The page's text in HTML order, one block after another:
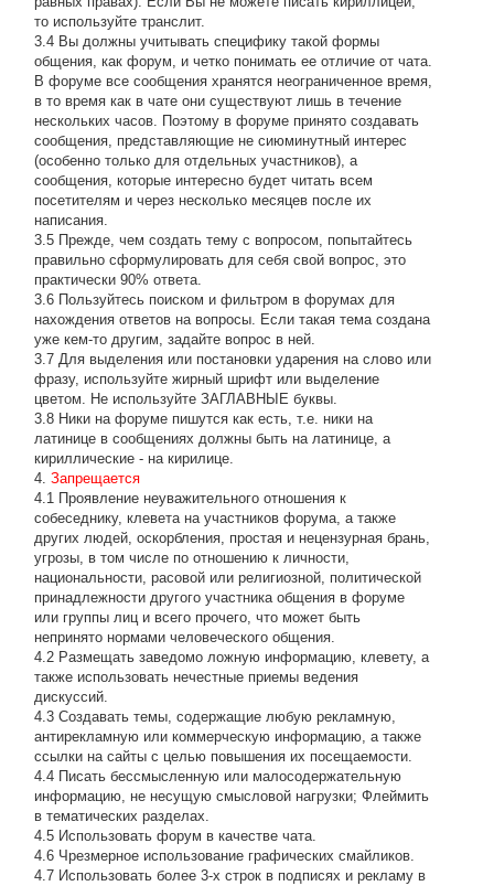
то используйте транслит.
3.4 Вы должны учитывать специфику такой формы
общения, как форум, и четко понимать ее отличие от чата.
В форуме все сообщения хранятся неограниченное время,
в то время как в чате они существуют лишь в течение
нескольких часов. Поэтому в форуме принято создавать
сообщения, представляющие не сиюминутный интерес
(особенно только для отдельных участников), а
сообщения, которые интересно будет читать всем
посетителям и через несколько месяцев после их
написания.
3.5 Прежде, чем создать тему с вопросом, попытайтесь
правильно сформулировать для себя свой вопрос, это
практически 90% ответа.
3.6 Пользуйтесь поиском и фильтром в форумах для
нахождения ответов на вопросы. Если такая тема создана
уже кем-то другим, задайте вопрос в ней.
3.7 Для выделения или постановки ударения на слово или
фразу, используйте жирный шрифт или выделение
цветом. Не используйте ЗАГЛАВНЫЕ буквы.
3.8 Ники на форуме пишутся как есть, т.е. ники на
латинице в сообщениях должны быть на латинице, а
кириллические - на кирилице.
4.Запрещается
4.1 Проявление неуважительного отношения к
собеседнику, клевета на участников форума, а также
других людей, оскорбления, простая и нецензурная брань,
угрозы, в том числе по отношению к личности,
национальности, расовой или религиозной, политической
принадлежности другого участника общения в форуме
или группы лиц и всего прочего, что может быть
непринято нормами человеческого общения.
4.2 Размещать заведомо ложную информацию, клевету, а
также использовать нечестные приемы ведения
дискуссий.
4.3 Создавать темы, содержащие любую рекламную,
антирекламную или коммерческую информацию, а также
ссылки на сайты с целью повышения их посещаемости.
4.4 Писать бессмысленнyю или малосодеpжательнyю
инфоpмацию, не несущую смысловой нагрузки; Флеймить
в тематических разделах.
4.5 Использовать форум в качестве чата.
4.6 Чрезмерное использование графических смайликов.
4.7 Использовать более 3-х строк в подписях и рекламу в